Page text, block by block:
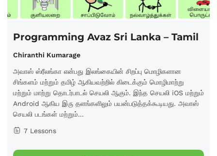
Programming Avaz Sri Lanka – Tamil
Chiranthi Kumarage
அவாஸ் ஸ்ரீலங்கா என்பது இலங்கையின் சிறப்பு மொழிகளான
சிங்களம் மற்றும் தமிழ் ஆகியவற்றில் கிடைக்கும் மொழிமாற்று
மற்றும் மாற்று தொடர்பாடல் செயலி ஆகும். இந்த செயலி iOS மற்றும்
Android ஆகிய இரு தளங்களிலும் பயன்படுத்தக்கூடியது. அவாஸ்
செயலி படங்கள் மற்றும்...
7 Lessons